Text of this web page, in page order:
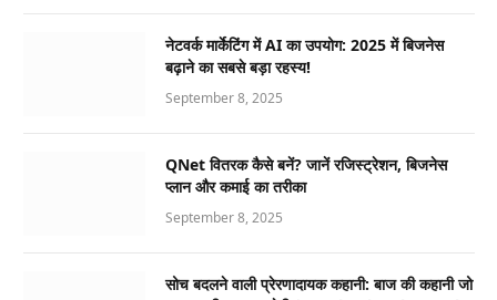
नेटवर्क मार्केटिंग में AI का उपयोग: 2025 में बिजनेस
बढ़ाने का सबसे बड़ा रहस्य!
September 8, 2025
QNet वितरक कैसे बनें? जानें रजिस्ट्रेशन, बिजनेस
प्लान और कमाई का तरीका
September 8, 2025
सोच बदलने वाली प्रेरणादायक कहानी: बाज की कहानी जो